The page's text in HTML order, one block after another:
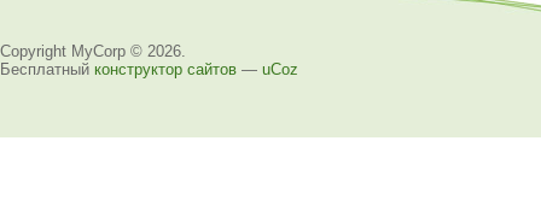
Copyright MyCorp © 2026
Бесплатный конструктор сайтов — uCoz